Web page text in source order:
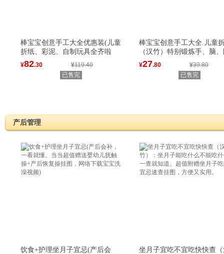
棒宝宝创意手工大全优惠装(儿童
折纸、彩泥、自制玩具全齐啦
¥82.30 ¥119.40
已售完
棒宝宝创意手工大全.儿童
（汉竹）特别锻炼手、脑
¥27.80 ¥39.80
已售完
产后管理
饮食+护理坐月子宜忌(产后会
坐月子宜吃不宜吃快快查